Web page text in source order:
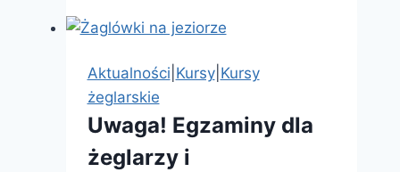
Vick
ek
–
Aktualności Kursy| Kursy
żeglarskie
Uwaga! Egzaminy dla
żeglarzy i